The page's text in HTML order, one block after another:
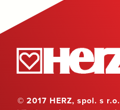
© 2017 HERZ, spol. s r.o.